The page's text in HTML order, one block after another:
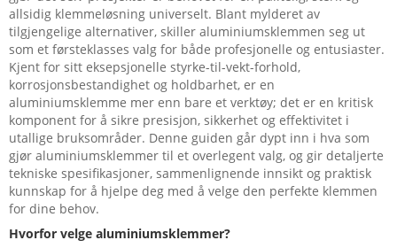
allsidig klemmeløsning universelt. Blant mylderet av
tilgjengelige alternativer, skiller aluminiumsklemmen seg ut
som et førsteklasses valg for både profesjonelle og entusiaster.
Kjent for sitt eksepsjonelle styrke-til-vekt-forhold,
korrosjonsbestandighet og holdbarhet, er en
aluminiumsklemme mer enn bare et verktøy; det er en kritisk
komponent for å sikre presisjon, sikkerhet og effektivitet i
utallige bruksområder. Denne guiden går dypt inn i hva som
gjør aluminiumsklemmer til et overlegent valg, og gir detaljerte
tekniske spesifikasjoner, sammenlignende innsikt og praktisk
kunnskap for å hjelpe deg med å velge den perfekte klemmen
for dine behov.
Hvorfor velge aluminiumsklemmer?